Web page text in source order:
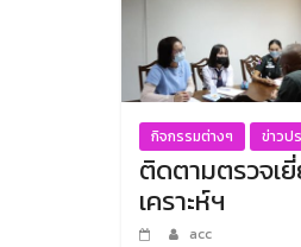
กิจกรรมต่างๆ ข่าวป
ติดตามตรวจเ
เคราะห์ฯ
acc